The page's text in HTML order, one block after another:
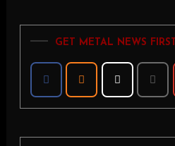
GET METAL NEWS FIRST